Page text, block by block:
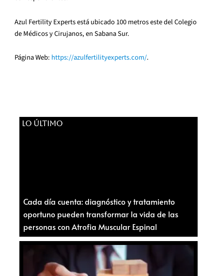
Azul Fertility Experts está ubicado 100 metros este del Colegio
de Médicos y Cirujanos, en Sabana Sur.
Página Web: https://azulfertilityexperts.com/.
LO ÚLTIMO
Cada día cuenta: diagnóstico y tratamiento
oportuno pueden transformar la vida de las
personas con Atrofia Muscular Espinal